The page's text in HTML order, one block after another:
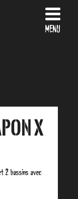
X
2 bassins avec
MENU